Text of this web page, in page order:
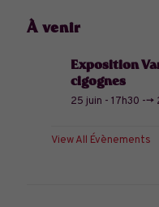
À venir
Exposition
cigognes
25 juin - 17h30 -->
View All Évènements